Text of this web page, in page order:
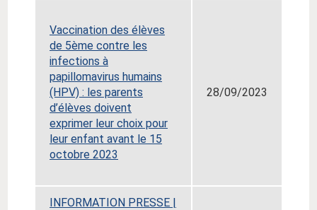
Vaccination des élèves
de 5ème contre les
infections à
papillomavirus humains
(HPV) : les parents
d’élèves doivent
exprimer leur choix pour
leur enfant avant le 15
octobre 2023
28/09/2023
INFORMATION PRESSE |